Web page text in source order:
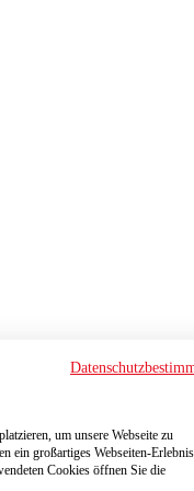
um unsere Webseite zu
ein großartiges Webseiten-
Cookies öffnen Sie die